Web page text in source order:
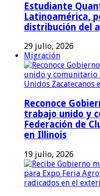
Estudiante
Latinoamérica,
distribución del
29 julio, 2026
Migración
Reconoce
trabajo unido y
Federación de
en Illinois
19 julio, 2026